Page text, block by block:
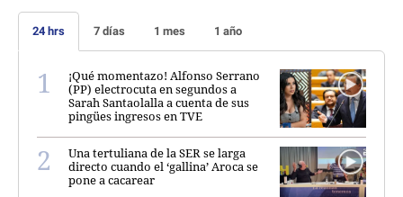
24 hrs 7 días 1 mes 1 año
¡Qué momentazo! Alfonso Serrano
(PP) electrocuta en segundos a
Sarah Santaolalla a cuenta de sus
pingües ingresos en TVE
Una tertuliana de la SER se larga
directo cuando el ‘gallina’ Aroca se
pone a cacarear